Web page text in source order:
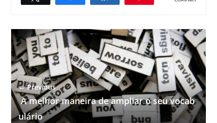
← Previous
A melhor maneira de ampliar o seu vocab
ulário